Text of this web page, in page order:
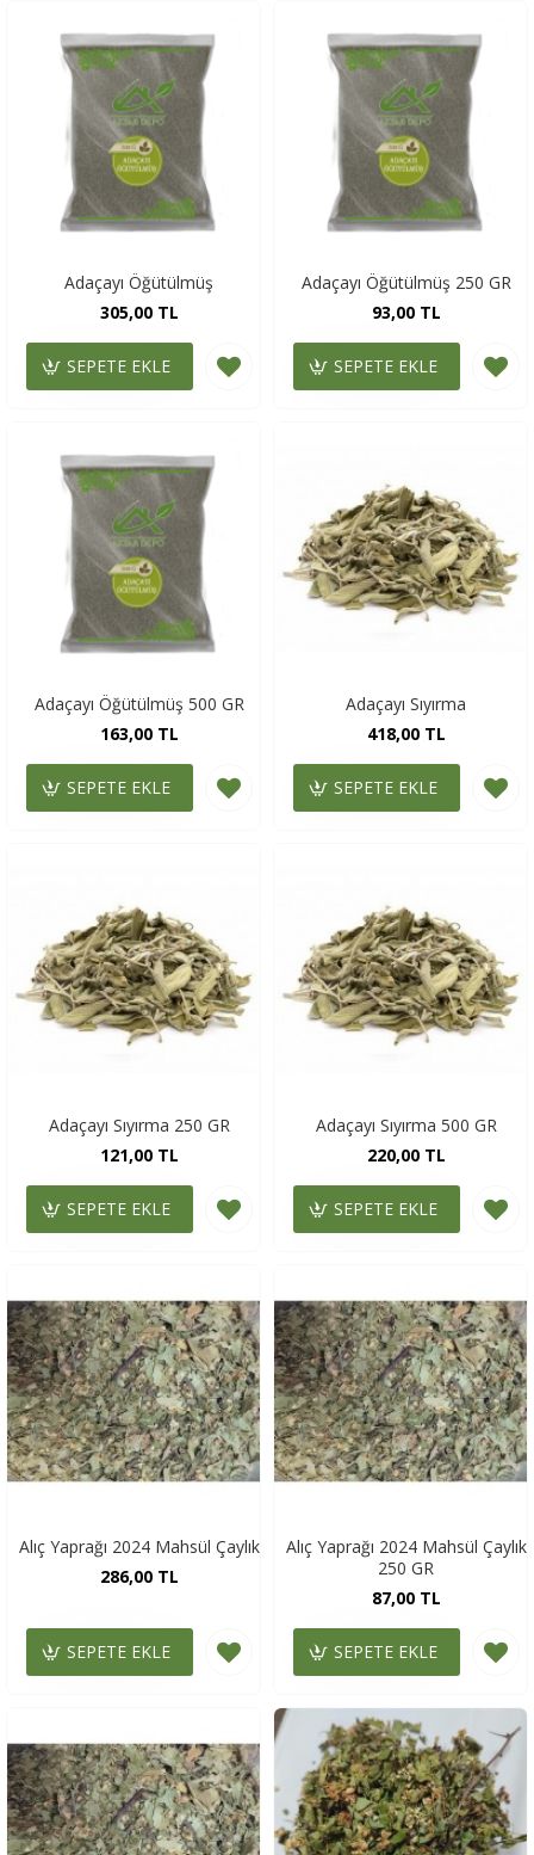
Adaçayı Öğütülmüş
305,00 TL
SEPETE EKLE
Adaçayı Öğütülmüş 250 GR
93,00 TL
SEPETE EKLE
Adaçayı Öğütülmüş 500 GR
163,00 TL
SEPETE EKLE
Adaçayı Sıyırma
418,00 TL
SEPETE EKLE
Adaçayı Sıyırma 250 GR
121,00 TL
SEPETE EKLE
Adaçayı Sıyırma 500 GR
220,00 TL
SEPETE EKLE
Alıç Yaprağı 2024 Mahsül Çaylık
286,00 TL
SEPETE EKLE
Alıç Yaprağı 2024 Mahsül Çaylık
250 GR
87,00 TL
SEPETE EKLE